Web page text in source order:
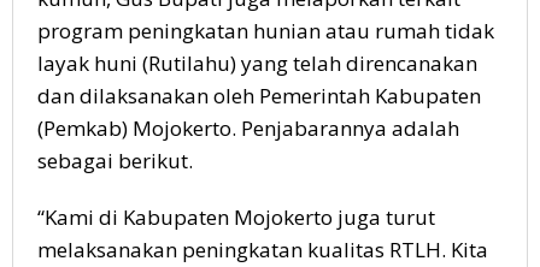
program peningkatan hunian atau rumah tidak
layak huni (Rutilahu) yang telah direncanakan
dan dilaksanakan oleh Pemerintah Kabupaten
(Pemkab) Mojokerto. Penjabarannya adalah
sebagai berikut.
“Kami di Kabupaten Mojokerto juga turut
melaksanakan peningkatan kualitas RTLH. Kita